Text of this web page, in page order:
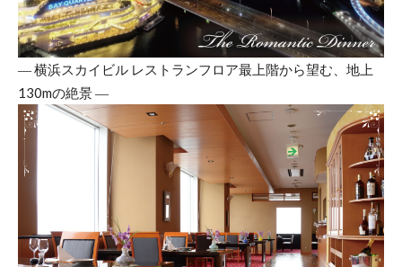
― 横浜スカイビル レストランフロア最上階から望む、地上
130mの絶景 ―